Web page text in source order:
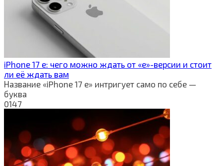
iPhone 17 e: чего можно ждать от «e»-версии и стоит
ли её ждать вам
Название «iPhone 17 e» интригует само по себе —
буква
0147